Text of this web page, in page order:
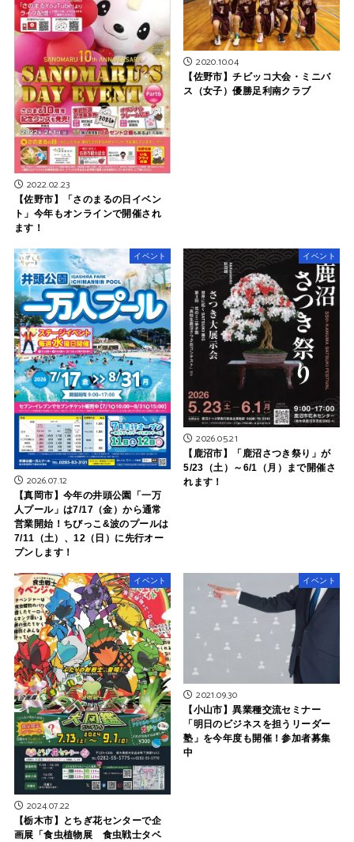
2022.02.23
【佐野市】「さのまるの日イベン
ト」今年もオンラインで開催され
ます！
2020.10.04
【佐野市】チビッコ大会・ミニバ
ス（女子）優勝足利南クラブ
イベント
2026.07.12
【真岡市】今年の井頭公園「一万
人プール」は7/17（金）から通常
営業開始！ちびっこ&波のプールは
7/11（土）、12（日）に先行オー
プンします！
イベント
2026.05.21
【鹿沼市】「鹿沼さつき祭り」が
5/23（土）～6/1（月）まで開催さ
れます！
イベント
2024.07.22
【栃木市】とちぎ花センターで企
画展「食虫植物展 食虫戦士タベ
イベント
2021.09.30
【小山市】異業種交流セミナー
「明日のビジネスを担うリーダー
塾」を今年度も開催！参加者募集
中